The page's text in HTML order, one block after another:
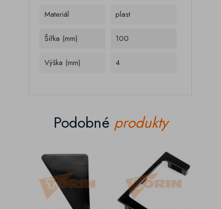
Materiál plast
Šířka (mm) 100
Výška (mm) 4
Podobné produkty